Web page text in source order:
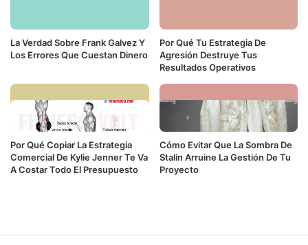
La Verdad Sobre Frank Galvez Y
Los Errores Que Cuestan Dinero
Por Qué Tu Estrategia De
Agresión Destruye Tus
Resultados Operativos
Por Qué Copiar La Estrategia
Comercial De Kylie Jenner Te Va
A Costar Todo El Presupuesto
Cómo Evitar Que La Sombra De
Stalin Arruine La Gestión De Tu
Proyecto